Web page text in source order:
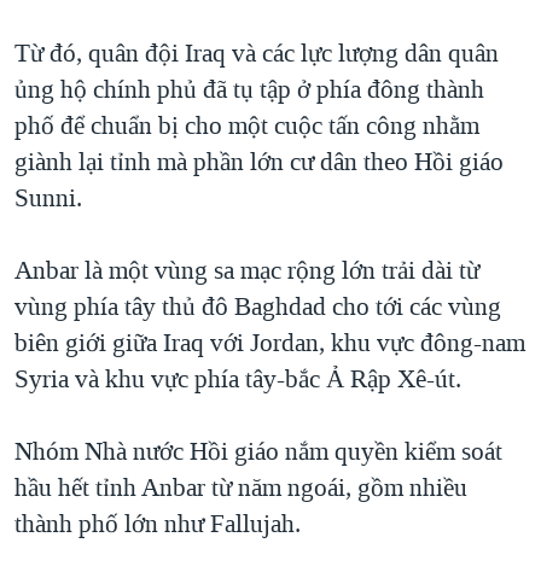
QUAN HỆ VIỆT MỸ
Từ đó, quân đội Iraq và các lực lượng dân quân
ủng hộ chính phủ đã tụ tập ở phía đông thành
phố để chuẩn bị cho một cuộc tấn công nhằm
giành lại tỉnh mà phần lớn cư dân theo Hồi giáo
Sunni.
Anbar là một vùng sa mạc rộng lớn trải dài từ
vùng phía tây thủ đô Baghdad cho tới các vùng
biên giới giữa Iraq với Jordan, khu vực đông-nam
Syria và khu vực phía tây-bắc Ả Rập Xê-út.
Nhóm Nhà nước Hồi giáo nắm quyền kiểm soát
hầu hết tỉnh Anbar từ năm ngoái, gồm nhiều
thành phố lớn như Fallujah.